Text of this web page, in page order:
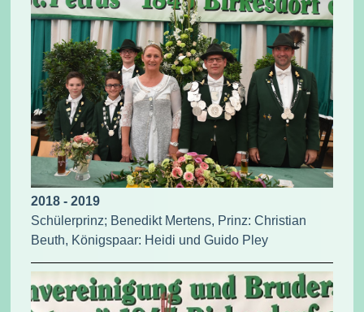
2018 - 2019
Schülerprinz; Benedikt Mertens, Prinz: Christian
Beuth, Königspaar: Heidi und Guido Pley